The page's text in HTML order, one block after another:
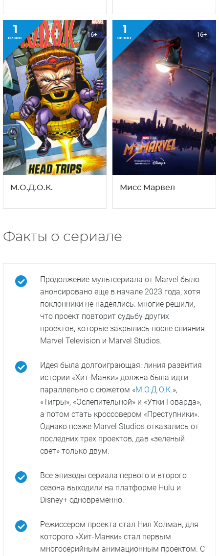
1
сезон 16+
М.О.Д.О.К.
1
сезон 16+
Мисс Марвел
Факты о сериале
Продолжение мультсериала от Marvel было
анонсировано еще в начале 2023 года, хотя
поклонники не надеялись: многие решили,
что проект повторит судьбу других
проектов, которые закрылись после слияния
Marvel Television и Marvel Studios.
Идея была долгоиграющая: линия развития
истории «Хит-Манки» должна была идти
параллельно с сюжетом «М.О.Д.О.К.»,
«Тигры», «Ослепительной» и «Утки Говарда»,
а потом стать кроссовером «Преступники».
Однако позже Marvel Studios отказались от
последних трех проектов, дав «зеленый
свет» только двум.
Все эпизоды сериала первого и второго
сезона выходили на платформе Hulu и
Disney+ одновременно.
Режиссером проекта стал Нил Холман, для
которого «Хит-Манки» стал первым
многосерийным анимационным проектом. С